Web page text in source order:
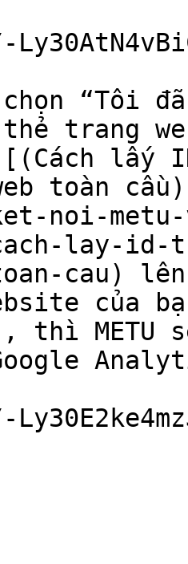
chọn “Tôi
thẻ trang
lấy
toàn
noi-
lay-id-
cau)
của
thì METU